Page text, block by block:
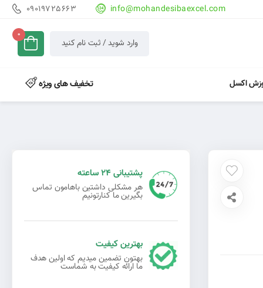
09019725663 info@mohandesibaexcel.com
وارد شوید / ثبت نام کنید
0
اکسل تخفیف های ویژه
پشتیبانی 24 ساعته
هر مشکلی داشتین باهامون تماس
بگیرین ما کنارتونیم
بهترین کیفیت
بهتون تضمین میدیم که اولین هدف
ما ارائه کیفیت به شماست